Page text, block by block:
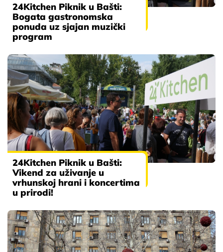
24Kitchen Piknik u Bašti:
Bogata gastronomska
ponuda uz sjajan muzički
program
24Kitchen Piknik u Bašti:
Vikend za uživanje u
vrhunskoj hrani i koncertima
u prirodi!